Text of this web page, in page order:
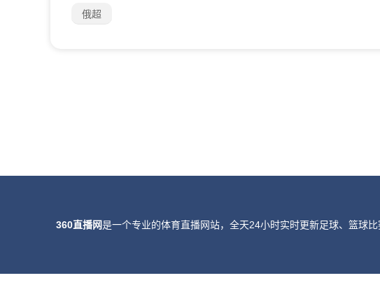
俄超
360直播网是一个专业的体育直播网站，全天24小时实时更新足球、篮球